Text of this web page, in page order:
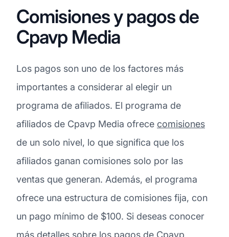
Comisiones y pagos de
Cpavp Media
Los pagos son uno de los factores más
importantes a considerar al elegir un
programa de afiliados. El programa de
afiliados de Cpavp Media ofrece comisiones
de un solo nivel, lo que significa que los
afiliados ganan comisiones solo por las
ventas que generan. Además, el programa
ofrece una estructura de comisiones fija, con
un pago mínimo de $100. Si deseas conocer
más detalles sobre los pagos de Cpavp